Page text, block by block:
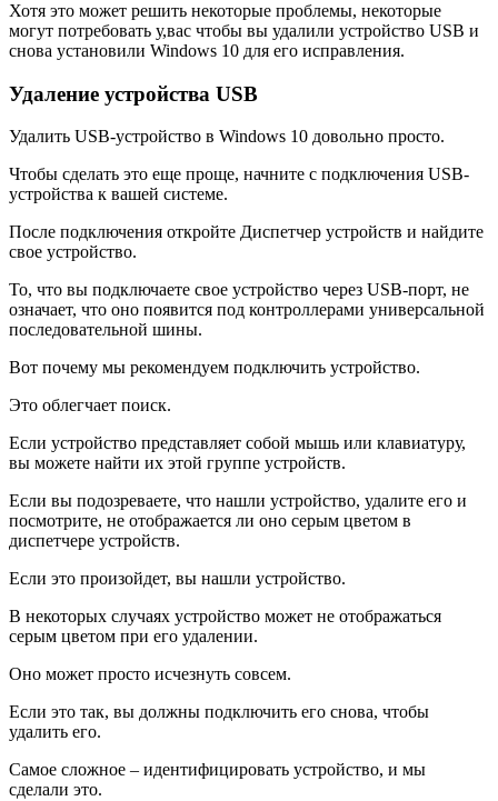
Хотя это может решить некоторые проблемы, некоторые
могут потребовать у,вас чтобы вы удалили устройство USB и
снова установили Windows 10 для его исправления.
Удаление устройства USB
Удалить USB-устройство в Windows 10 довольно просто.
Чтобы сделать это еще проще, начните с подключения USB-
устройства к вашей системе.
После подключения откройте Диспетчер устройств и найдите
свое устройство.
То, что вы подключаете свое устройство через USB-порт, не
означает, что оно появится под контроллерами универсальной
последовательной шины.
Вот почему мы рекомендуем подключить устройство.
Это облегчает поиск.
Если устройство представляет собой мышь или клавиатуру,
вы можете найти их этой группе устройств.
Если вы подозреваете, что нашли устройство, удалите его и
посмотрите, не отображается ли оно серым цветом в
диспетчере устройств.
Если это произойдет, вы нашли устройство.
В некоторых случаях устройство может не отображаться
серым цветом при его удалении.
Оно может просто исчезнуть совсем.
Если это так, вы должны подключить его снова, чтобы
удалить его.
Самое сложное – идентифицировать устройство, и мы
сделали это.